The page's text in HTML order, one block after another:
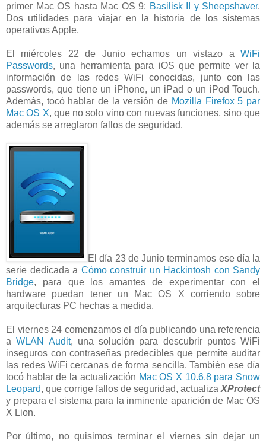
primer Mac OS hasta Mac OS 9: Basilisk II y Sheepshaver.
Dos utilidades para viajar en la historia de los sistemas
operativos Apple.
El miércoles 22 de Junio echamos un vistazo a WiFi
Passwords, una herramienta para iOS que permite ver la
información de las redes WiFi conocidas, junto con las
passwords, que tiene un iPhone, un iPad o un iPod Touch.
Además, tocó hablar de la versión de Mozilla Firefox 5 par
Mac OS X, que no solo vino con nuevas funciones, sino que
además se arreglaron fallos de seguridad.
El día 23 de Junio terminamos ese día la
serie dedicada a Cómo construir un Hackintosh con Sandy
Bridge, para que los amantes de experimentar con el
hardware puedan tener un Mac OS X corriendo sobre
arquitecturas PC hechas a medida.
El viernes 24 comenzamos el día publicando una referencia
aWLAN Audit, una solución para descubrir puntos WiFi
inseguros con contraseñas predecibles que permite auditar
las redes WiFi cercanas de forma sencilla. También ese día
tocó hablar de la actualización Mac OS X 10.6.8 para Snow
Leopard, que corrige fallos de seguridad, actualiza XProtect
y prepara el sistema para la inminente aparición de Mac OS
X Lion.
Por último, no quisimos terminar el viernes sin dejar un